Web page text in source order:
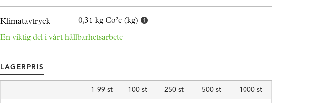
Klimatavtryck
0,31 kg Co²e (kg)
En viktig del i vårt hållbarhetsarbete
LAGERPRIS
1-99 st 100 st 250 st 500 st 1000 st